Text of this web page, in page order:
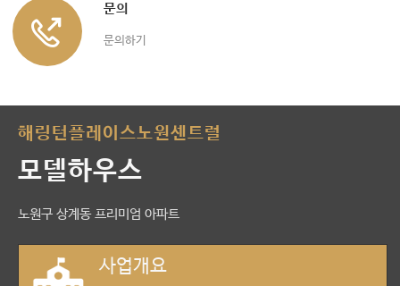
문의
문의하기
해링턴플레이스노원센트럴
모델하우스
노원구 상계동 프리미엄 아파트
사업개요